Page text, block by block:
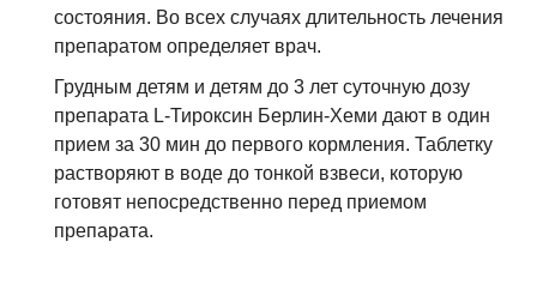
состояния. Во всех случаях длительность лечения
препаратом определяет врач.
Грудным детям и детям до 3 лет суточную дозу
препарата L-Тироксин Берлин-Хеми дают в один
прием за 30 мин до первого кормления. Таблетку
растворяют в воде до тонкой взвеси, которую
готовят непосредственно перед приемом
препарата.